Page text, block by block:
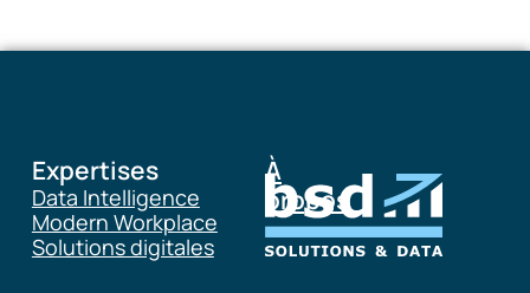
Expertises
Data Intelligence
Modern Workplace
Solutions digitales
À
propos